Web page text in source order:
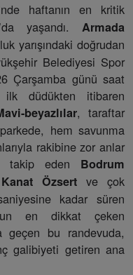
haftanın en kritik
yaşandı. Armada
yarışındaki doğrudan
Belediyesi Spor
Çarşamba günü saat
ilk düdükten itibaren
beyazlılar, taraftar
hem savunma
rakibine zor anlar
takip eden Bodrum
Özsert ve çok
kadar süren
en dikkat çeken
geçen bu randevuda,
galibiyeti getiren ana